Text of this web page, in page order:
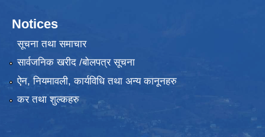
Notices
सूचना तथा समाचार
सार्वजनिक खरीद /बोलपत्र सूचना
ऐन, नियमावली, कार्यविधि तथा अन्य कानूनहरु
कर तथा शुल्कहरु